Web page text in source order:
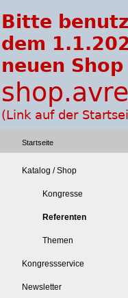
Startseite
Katalog / Shop
Kongresse
Referenten
Themen
Kongressservice
Newsletter